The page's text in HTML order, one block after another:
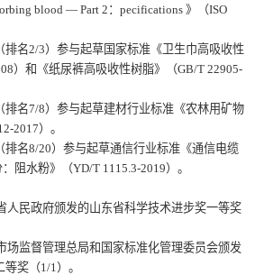
blood — Part 2：pecifications 》（ISO
排名2/3）参与起草国家标准《卫生巾高吸收性
）和《纸尿裤高吸收性树脂》（GB/T 22905-
排名7/8）参与起草建材行业标准《农林用矿物
2017）。
排名8/20）参与起草通信行业标准《通信电缆
阻水粉》（YD/T 1115.3-2019）。
人民政府颁发的山东省科学技术进步奖一等奖
场监督管理总局和国家标准化管理委员会颁发
奖（1/1）。